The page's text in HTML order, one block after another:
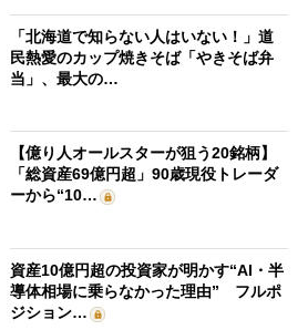
「北海道で知らない人はいない！」道
民熱愛のカップ焼きそば「やきそば弁
当」、最大の…
【億り人オールスターが狙う20銘柄】
「総資産69億円超」90歳現役トレーダ
ーから“10…
資産10億円超の投資家が明かす“AI・半
導体相場に乗らなかった理由” フルポ
ジション…